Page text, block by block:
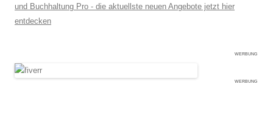
und Buchhaltung Pro - die aktuellste neuen Angebote jetzt hier
entdecken
WERBUNG
WERBUNG